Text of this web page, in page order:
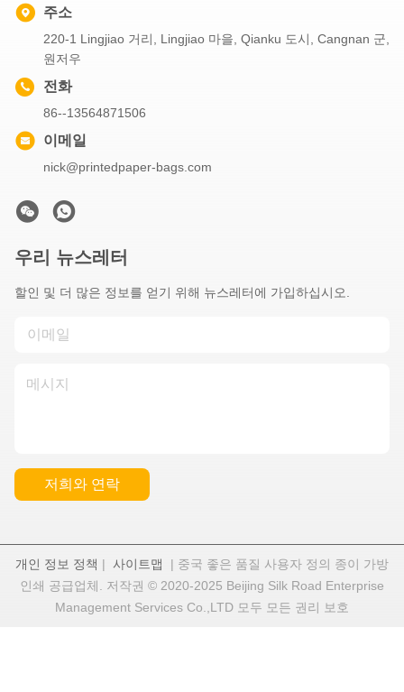
주소
220-1 Lingjiao 거리, Lingjiao 마을, Qianku 도시, Cangnan 군,
원저우
전화
86--13564871506
이메일
nick@printedpaper-bags.com
우리 뉴스레터
할인 및 더 많은 정보를 얻기 위해 뉴스레터에 가입하십시오.
저희와 연락
개인 정보 정책 | 사이트맵
| 중국 좋은 품질 사용자 정의 종이 가방
인쇄 공급업체. 저작권 © 2020-2025 Beijing Silk Road Enterprise
Management Services Co.,LTD 모두 모든 권리 보호